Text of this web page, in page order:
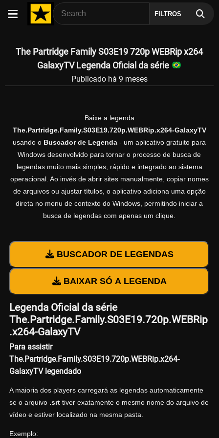
FILTROS
The Partridge Family S03E19 720p WEBRip x264
GalaxyTV Legenda Oficial da série
Publicado há 9 meses
Baixe a legenda
The.Partridge.Family.S03E19.720p.WEBRip.x264-GalaxyTV
usando o Buscador de Legenda - um aplicativo gratuito para
Windows desenvolvido para tornar o processo de busca de
legendas muito mais simples, rápido e integrado ao sistema
operacional. Ao invés de abrir sites manualmente, copiar nomes
de arquivos ou ajustar títulos, o aplicativo adiciona uma opção
direta no menu de contexto do Windows, permitindo iniciar a
busca de legendas com apenas um clique.
BUSCADOR DE LEGENDAS
BAIXAR SÓ A LEGENDA
Legenda Oficial da série
The.Partridge.Family.S03E19.720p.WEBRip
.x264-GalaxyTV
Para assistir
The.Partridge.Family.S03E19.720p.WEBRip.x264-
GalaxyTV legendado
A maioria dos players carregará as legendas automaticamente
se o arquivo .srttiver exatamente o mesmo nome do arquivo de
vídeo e estiver localizado na mesma pasta.
Exemplo: